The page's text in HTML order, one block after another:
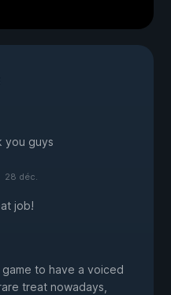
you guys
28 déc.
job!
to have a voiced
treat nowadays,